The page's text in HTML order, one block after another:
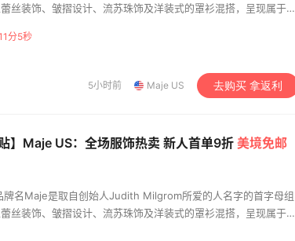
丝装饰、皱摺设计、流苏珠饰及洋装式的罩衫混搭，呈现属于法
是带着神秘浪漫、精致脱俗的波西米亚风格，相当能展现出女性
分4秒
5小时前 Maje US 去购买 拿返利
贴】Maje US：全场服饰热卖 新人首单9折 美境免邮
牌名Maje是取自创始人Judith Milgrom所爱的人名字的首字母组
丝装饰、皱摺设计、流苏珠饰及洋装式的罩衫混搭，呈现属于法
08月08日
看！